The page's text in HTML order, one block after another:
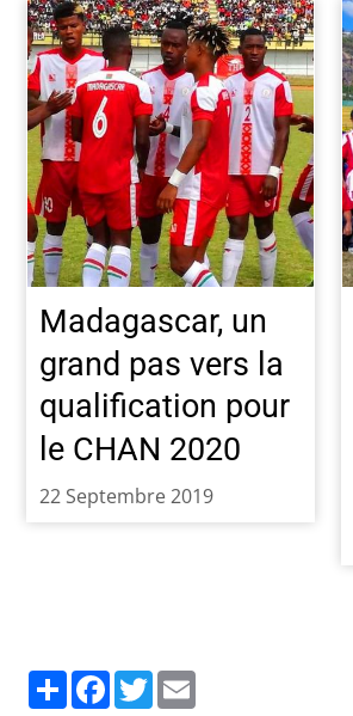
Madagascar, un
grand pas vers la
qualification pour
le CHAN 2020
22 Septembre 2019
PartagerFacebook
Twitter